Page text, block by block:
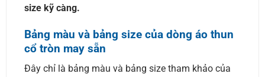
size kỹ càng.
Bảng màu và bảng size của dòng áo thun
cổ tròn may sẵn
Đây chỉ là bảng màu và bảng size tham khảo của